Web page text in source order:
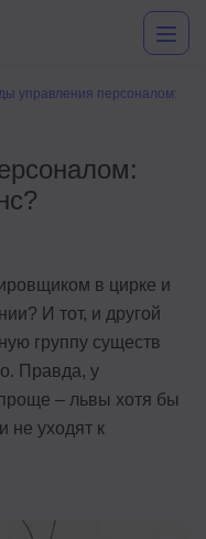
управления персоналом:
в цирке и
И тот, и другой
группу существ
Правда, у
– львы хотя бы
не уходят к